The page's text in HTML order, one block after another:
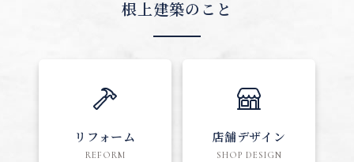
根上建築のこと
リフォーム
REFORM
店舗デザイン
SHOP DESIGN